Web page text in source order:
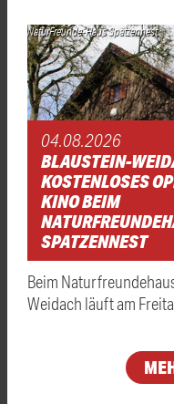
NaturFreunde-Haus Spatzennest
04.08.2026
BLAUSTEIN-
KOSTENLOSES
KINO BEIM
SPATZENNEST
Beim
Weidach läuft am